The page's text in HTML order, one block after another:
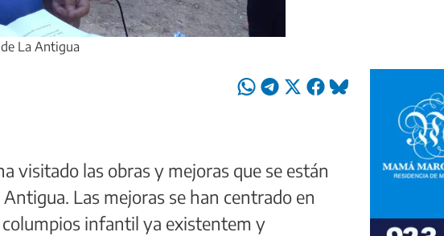
La Antigua
visitado las obras y mejoras que se están
Las mejoras se han centrado en
columpios infantil ya existentem y